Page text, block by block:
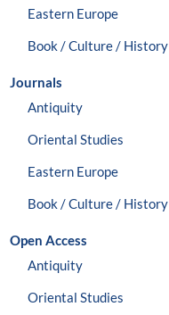
Eastern Europe
Book / Culture / History
Journals
Antiquity
Oriental Studies
Eastern Europe
Book / Culture / History
Open Access
Antiquity
Oriental Studies